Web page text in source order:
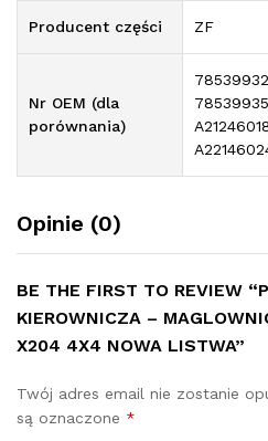
Producent części ZF
Nr OEM (dla
porównania)
Opinie (0)
BE THE FIRST TO REVIEW
KIEROWNICZA –
X204 4X4 NOWA LISTWA”
Twój adres email nie zostanie
są oznaczone *